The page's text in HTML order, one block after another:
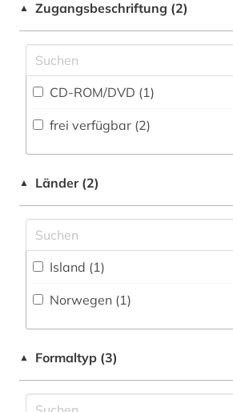
Soziologie (0)
Werkstoffwissenschaften und
Fertigungstechnik (0)
Westfalica (0)
Zugriff vor Ort (1)
▲ Zugangsbeschriftung (2)
CD-ROM/DVD (1)
frei verfügbar (2)
▲ Länder (2)
Island (1)
Norwegen (1)
▲ Formaltyp (3)